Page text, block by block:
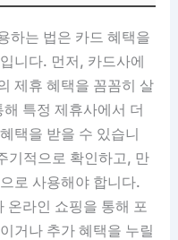
하는 법은 카드 혜택을
니다. 먼저, 카드사에
제휴 혜택을 꼼꼼히 살
특정 제휴사에서 더
택을 받을 수 있습니
기적으로 확인하고, 만
로 사용해야 합니다.
온라인 쇼핑을 통해 포
거나 추가 혜택을 누릴